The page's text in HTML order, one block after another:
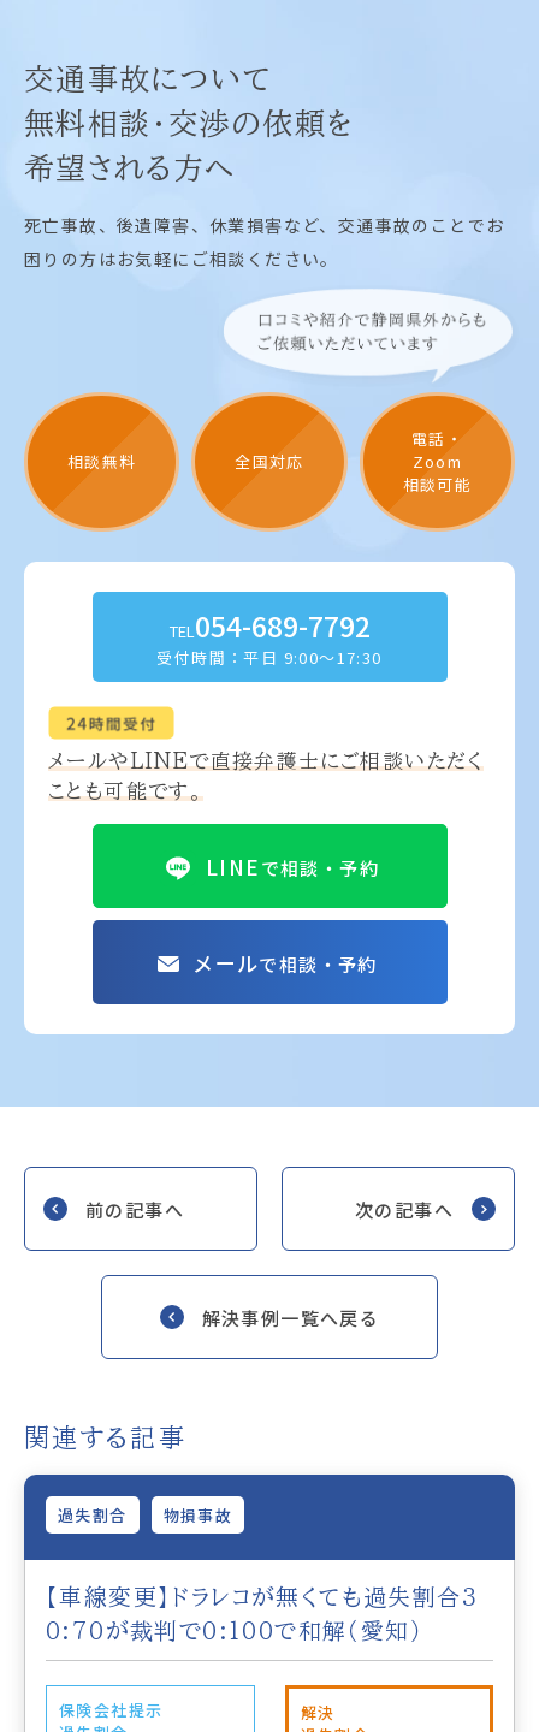
交通事故について
無料相談・交渉の依頼を
希望される方へ
死亡事故、後遺障害、休業損害など、交通事故のことでお
困りの方はお気軽にご相談ください。
相談無料 全国対応
電話・
Zoom
相談可能
TEL 054-689-7792
受付時間：平日 9:00～17:30
メールやLINEで直接弁護士にご相談いただく
ことも可能です。
LINEで相談・予約
メールで相談・予約
前の記事へ 次の記事へ
解決事例一覧へ戻る
関連する記事
過失割合 物損事故
【車線変更】ドラレコが無くても過失割合3
0:70が裁判で0:100で和解（愛知）
保険会社提示
解決